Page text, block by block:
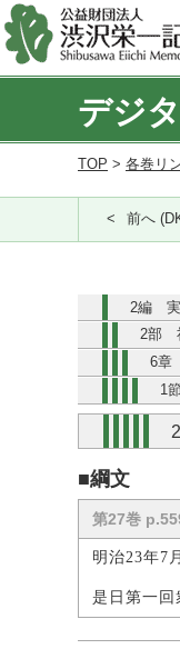
デジ
TOP > 各巻リ
前へ
2編 実
2部
6章
1
■綱文
第27巻
明治23年7
是日第一回